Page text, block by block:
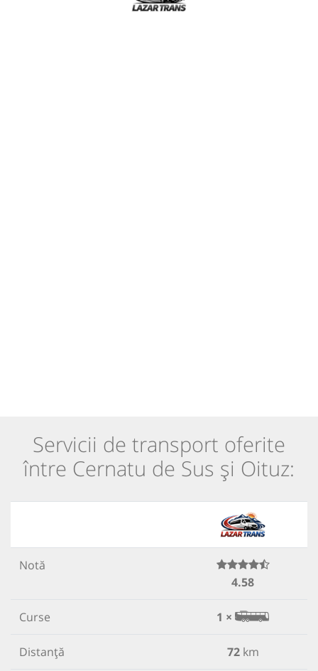
Servicii de transport oferite
între Cernatu de Sus și Oituz:
Notă
4.58
Curse 1 ×
Distanță 72km